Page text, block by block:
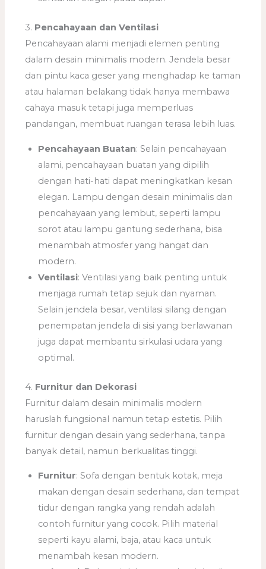
3. Pencahayaan dan Ventilasi
Pencahayaan alami menjadi elemen penting
dalam desain minimalis modern. Jendela besar
dan pintu kaca geser yang menghadap ke taman
atau halaman belakang tidak hanya membawa
cahaya masuk tetapi juga memperluas
pandangan, membuat ruangan terasa lebih luas.
Pencahayaan Buatan: Selain pencahayaan
alami, pencahayaan buatan yang dipilih
dengan hati-hati dapat meningkatkan kesan
elegan. Lampu dengan desain minimalis dan
pencahayaan yang lembut, seperti lampu
sorot atau lampu gantung sederhana, bisa
menambah atmosfer yang hangat dan
modern.
Ventilasi: Ventilasi yang baik penting untuk
menjaga rumah tetap sejuk dan nyaman.
Selain jendela besar, ventilasi silang dengan
penempatan jendela di sisi yang berlawanan
juga dapat membantu sirkulasi udara yang
optimal.
4. Furnitur dan Dekorasi
Furnitur dalam desain minimalis modern
haruslah fungsional namun tetap estetis. Pilih
furnitur dengan desain yang sederhana, tanpa
banyak detail, namun berkualitas tinggi.
Furnitur: Sofa dengan bentuk kotak, meja
makan dengan desain sederhana, dan tempat
tidur dengan rangka yang rendah adalah
contoh furnitur yang cocok. Pilih material
seperti kayu alami, baja, atau kaca untuk
menambah kesan modern.